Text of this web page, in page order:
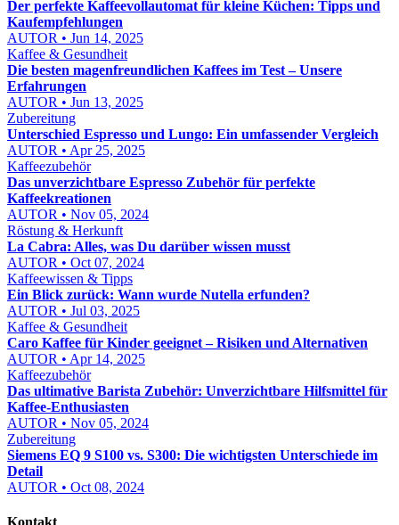
Der perfekte Kaffeevollautomat für kleine Küchen: Tipps und
Kaufempfehlungen
AUTOR • Jun 14, 2025
Kaffee & Gesundheit
Die besten magenfreundlichen Kaffees im Test – Unsere
Erfahrungen
AUTOR • Jun 13, 2025
Zubereitung
Unterschied Espresso und Lungo: Ein umfassender Vergleich
AUTOR • Apr 25, 2025
Kaffeezubehör
Das unverzichtbare Espresso Zubehör für perfekte
Kaffeekreationen
AUTOR • Nov 05, 2024
Röstung & Herkunft
La Cabra: Alles, was Du darüber wissen musst
AUTOR • Oct 07, 2024
Kaffeewissen & Tipps
Ein Blick zurück: Wann wurde Nutella erfunden?
AUTOR • Jul 03, 2025
Kaffee & Gesundheit
Caro Kaffee für Kinder geeignet – Risiken und Alternativen
AUTOR • Apr 14, 2025
Kaffeezubehör
Das ultimative Barista Zubehör: Unverzichtbare Hilfsmittel für
Kaffee-Enthusiasten
AUTOR • Nov 05, 2024
Zubereitung
Siemens EQ 9 S100 vs. S300: Die wichtigsten Unterschiede im
Detail
AUTOR • Oct 08, 2024